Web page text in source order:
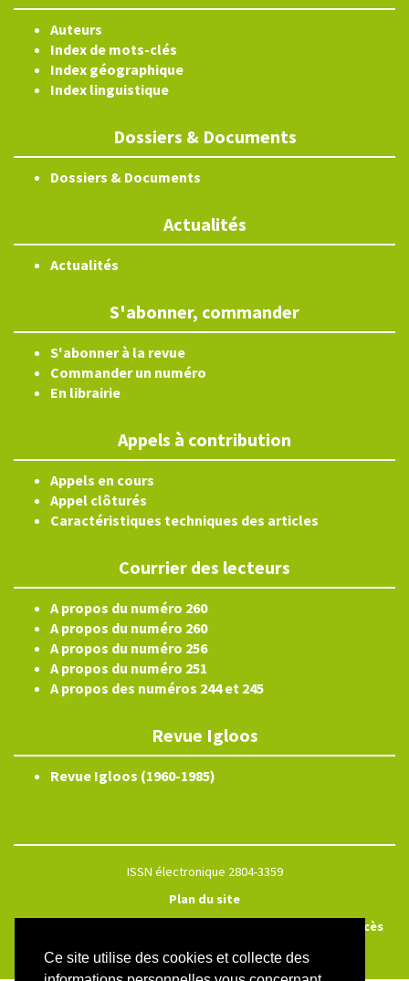
Ce site utilise des cookies et collecte des
Auteurs
Index de mots-clés
Index géographique
Index linguistique
Dossiers & Documents
Dossiers & Documents
Actualités
Actualités
S'abonner, commander
S'abonner à la revue
Commander un numéro
En librairie
Appels à contribution
Appels en cours
Appel clôturés
Caractéristiques techniques des articles
Courrier des lecteurs
A propos du numéro 260
A propos du numéro 260
A propos du numéro 256
A propos du numéro 251
A propos des numéros 244 et 245
Revue Igloos
Revue Igloos (1960-1985)
ISSN électronique 2804-3359
Plan du site
Accès